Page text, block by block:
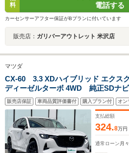
料
電話する
カーセンサーアフター保証がBプランに付いています
販売店： ガリバーアウトレット 米沢店
マツダ
CX-60 3.3 XDハイブリッド エクス
ディーゼルターボ 4WD 純正SDナ
ラレコ/ETC/純正フロアマット/シー
ト/BSM/MI-DRIVE/パドルシフト/ス
電動格納ミラー/LED/スマートキー
販売店保証 車両品質評価書付 購入プラン付 オン
支払総額
324.8万円
通常ローン 月々